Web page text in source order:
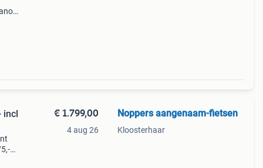
€ 1.799,00
4 aug 26
Noppers aangenaam-fietsen
Kloosterhaar